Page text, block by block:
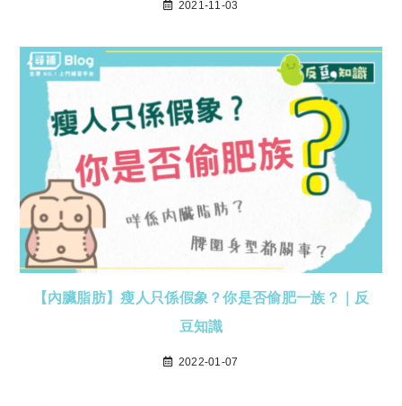
2021-11-03
【內臟脂肪】瘦人只係假象？你是否偷肥一族？｜反
豆知識
2022-01-07